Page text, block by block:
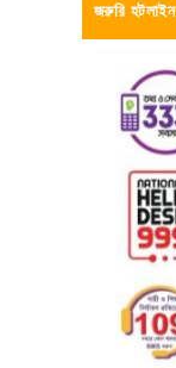
জরুরি হটলাইন